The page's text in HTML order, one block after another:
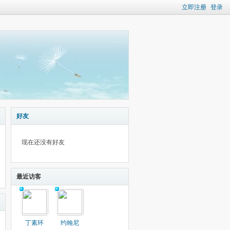
立即注册 登录
好友
现在还没有好友
最近访客
丁素环
约翰尼